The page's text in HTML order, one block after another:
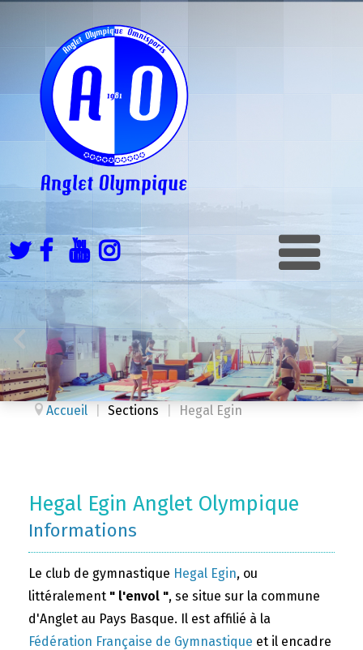
Accueil Sections Hegal Egin
Hegal Egin Anglet Olympique
Informations
Le club de gymnastique Hegal Egin, ou
littéralement " l'envol ", se situe sur la commune
d'Anglet au Pays Basque. Il est affilié à la
Fédération Française de Gymnastique et il encadre